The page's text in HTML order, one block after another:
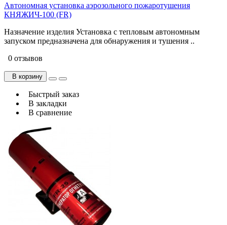
Автономная установка аэрозольного пожаротушения
КНЯЖИЧ-100 (FR)
Назначение изделия Установка с тепловым автономным
запуском предназначена для обнаружения и тушения ..
0 отзывов
В корзину
Быстрый заказ
В закладки
В сравнение